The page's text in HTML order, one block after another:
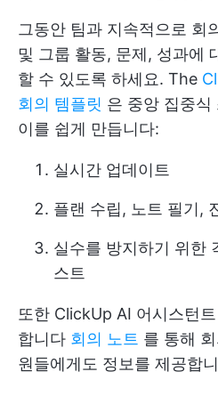
그동안 팀과 지속적으로 회
및 그룹 활동, 문제, 성과에
할 수 있도록 하세요. The
회의 템플릿 은 중앙 집중식
이를 쉽게 만듭니다:
실시간 업데이트
플랜 수립, 노트 필기,
실수를 방지하기 위한
스트
또한 ClickUp AI 어시스턴트
합니다 회의 노트 를 통해
원들에게도 정보를 제공합